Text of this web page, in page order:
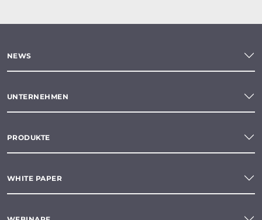
NEWS
UNTERNEHMEN
PRODUKTE
WHITE PAPER